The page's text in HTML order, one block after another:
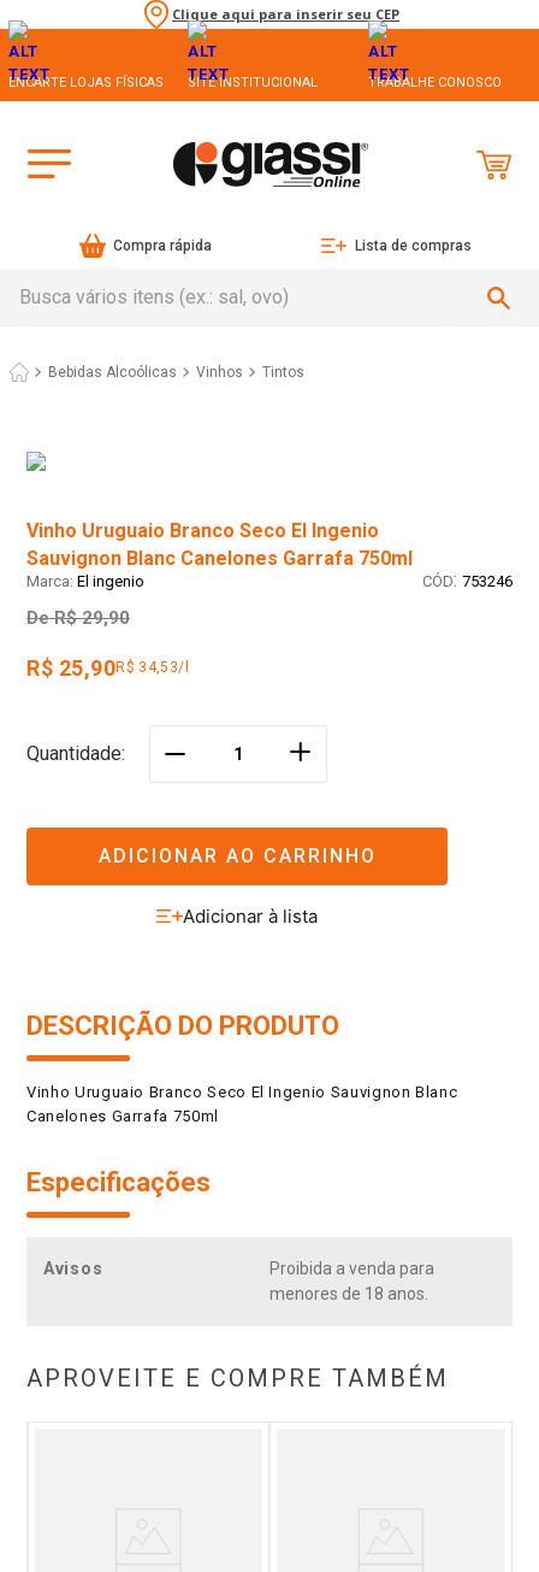
Clique aqui para inserir seu CEP
ENCARTE LOJAS FÍSICAS SITE INSTITUCIONAL TRABALHE CONOSCO
Compra rápida Lista de compras
Bebidas Alcoólicas Vinhos Tintos
Vinho Uruguaio Branco Seco El Ingenio
Sauvignon Blanc Canelones Garrafa 750ml
El ingenio : 753246
De R$ 29,90
R$ 25,90R$ 34,53/l
Quantidade ＋
ADICIONAR AO CARRINHO
DESCRIÇÃO DO PRODUTO
Vinho Uruguaio Branco Seco El Ingenio Sauvignon Blanc
Canelones Garrafa 750ml
Especificações
Avisos
Proibida a venda para
menores de 18 anos.
APROVEITE E COMPRE TAMBÉM